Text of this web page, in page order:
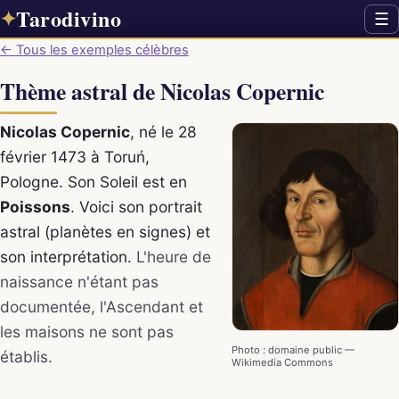
✦Tarodivino ☰
← Tous les exemples célèbres
Thème astral de Nicolas Copernic
Photo : domaine public —
Wikimedia Commons
Nicolas Copernic, né le 28
février 1473 à Toruń,
Pologne. Son Soleil est en
Poissons. Voici son portrait
astral (planètes en signes) et
son interprétation. L'heure de
naissance n'étant pas
documentée, l'Ascendant et
les maisons ne sont pas
établis.